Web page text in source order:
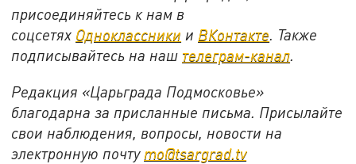
присоединяйтесь к нам в
соцсетях Одноклассники и ВКонтакте. Также
подписывайтесь на наш телеграм-канал.
Редакция «Царьграда Подмосковье»
благодарна за присланные письма. Присылайте
свои наблюдения, вопросы, новости на
электронную почту mo@tsargrad.tv